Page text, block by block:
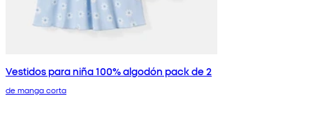
Vestidos para niña 100% algodón pack de 2
de manga corta